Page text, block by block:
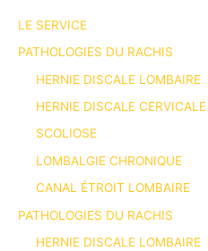
LE SERVICE
PATHOLOGIES DU RACHIS
HERNIE DISCALE LOMBAIRE
HERNIE DISCALE CERVICALE
SCOLIOSE
LOMBALGIE CHRONIQUE
CANAL ÉTROIT LOMBAIRE
PATHOLOGIES DU RACHIS
HERNIE DISCALE LOMBAIRE